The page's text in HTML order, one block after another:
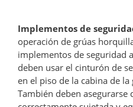
Implementos de
operación de grúas
implementos de seguridad
deben usar el cinturón de
en el piso de la cabina de
También deben asegurarse